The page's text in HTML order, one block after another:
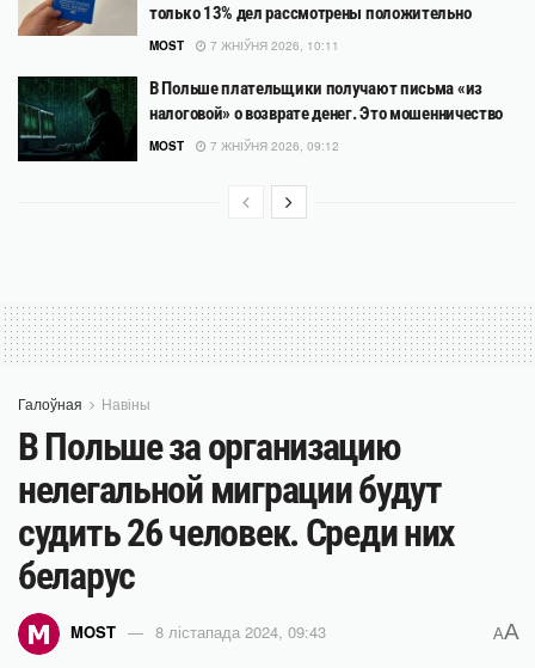
только 13% дел рассмотрены положительно
MOST 7 ЖНІЎНЯ 2026, 10:11
В Польше плательщики получают письма «из
налоговой» о возврате денег. Это мошенничество
MOST 7 ЖНІЎНЯ 2026, 09:12
Галоўная Навіны
В Польше за организацию
нелегальной миграции будут
судить 26 человек. Среди них
беларус
MOST 8 лістапада 2024, 09:43 AA